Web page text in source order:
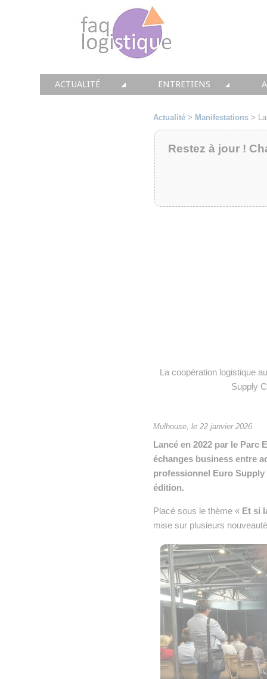
ACTUALITÉ ENTRETIENS
Actualité > Manifestations >
Restez à jour !
La coopération logistique
Supply
Mulhouse, le 22 janvier 2026
Lancé en 2022 par le Parc
échanges business entre
professionnel Euro
édition.
Placé sous le thème « Et si
mise sur plusieurs